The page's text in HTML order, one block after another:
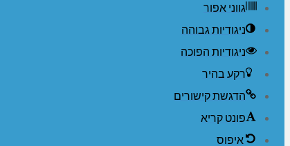
גווני אפור
ניגודיות גבוהה
ניגודיות הפוכה
רקע בהיר
הדגשת קישורים
פונט קריא
איפוס